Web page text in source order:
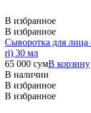
В избранное
В избранное
Сыворотка для лица
ri) 30 мл
65 000 сумВ корзину
В наличии
В избранное
В избранное